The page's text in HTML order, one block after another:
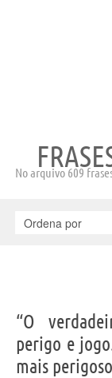
No arquivo 609
“O
perigo e
mais